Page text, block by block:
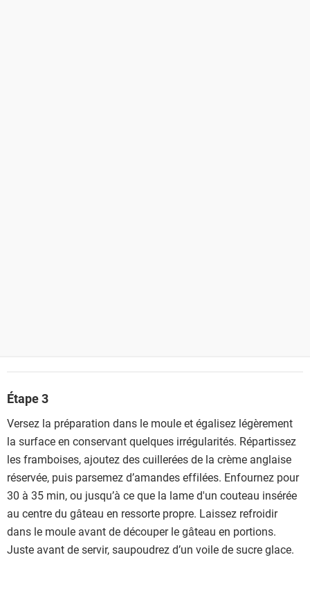
Étape 3
Versez la préparation dans le moule et égalisez légèrement
la surface en conservant quelques irrégularités. Répartissez
les framboises, ajoutez des cuillerées de la crème anglaise
réservée, puis parsemez d’amandes effilées. Enfournez pour
30 à 35 min, ou jusqu’à ce que la lame d'un couteau insérée
au centre du gâteau en ressorte propre. Laissez refroidir
dans le moule avant de découper le gâteau en portions.
Juste avant de servir, saupoudrez d’un voile de sucre glace.